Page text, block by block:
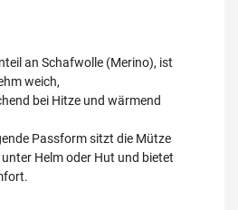
an Schafwolle (Merino), ist
weich,
bei Hitze und wärmend
Passform sitzt die Mütze
Helm oder Hut und bietet